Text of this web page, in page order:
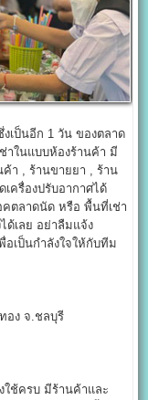
เป็นอีก 1 วัน ของตลาด
าในแบบห้องร้านค้า มี
า , ร้านขายยา , ร้าน
เครื่องปรับอากาศได้
คตลาดนัด หรือ พื้นที่เช่า
ด้เลย อย่าลืมแจ้ง
อเป็นกำลังใจให้กับทีม
อง จ.ชลบุรี
ช้ครบ มีร้านค้าและ